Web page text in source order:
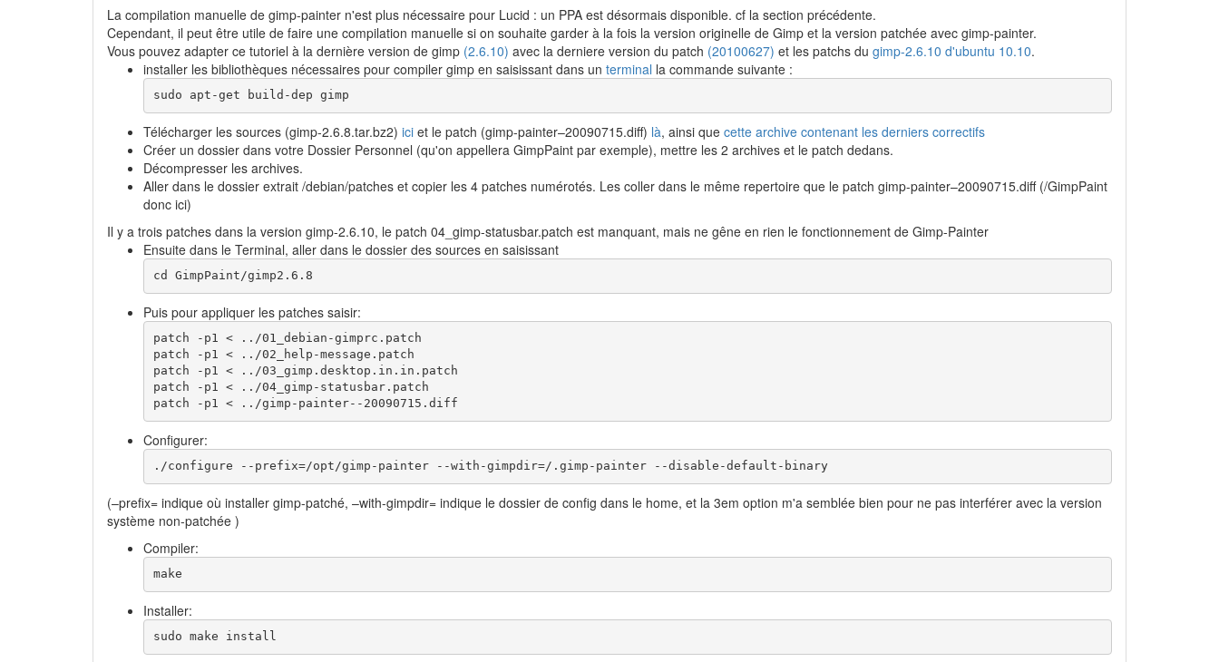
La compilation manuelle de gimp-painter n'est plus nécessaire pour Lucid : un PPA est désormais disponible. cf la section précédente.
Cependant, il peut être utile de faire une compilation manuelle si on souhaite garder à la fois la version originelle de Gimp et la version patchée avec gimp-painter.
Vous pouvez adapter ce tutoriel à la dernière version de gimp (2.6.10) avec la derniere version du patch (20100627) et les patchs du gimp-2.6.10 d'ubuntu 10.10.
installer les bibliothèques nécessaires pour compiler gimp en saisissant dans un terminal la commande suivante :
sudo apt-get build-dep gimp
Télécharger les sources (gimp-2.6.8.tar.bz2) ici et le patch (gimp-painter–20090715.diff) là, ainsi que cette archive contenant les derniers correctifs
Créer un dossier dans votre Dossier Personnel (qu'on appellera GimpPaint par exemple), mettre les 2 archives et le patch dedans.
Décompresser les archives.
Aller dans le dossier extrait /debian/patches et copier les 4 patches numérotés. Les coller dans le même repertoire que le patch gimp-painter–20090715.diff (/GimpPaint
donc ici)
Il y a trois patches dans la version gimp-2.6.10, le patch 04_gimp-statusbar.patch est manquant, mais ne gêne en rien le fonctionnement de Gimp-Painter
Ensuite dans le Terminal, aller dans le dossier des sources en saisissant
cd GimpPaint/gimp2.6.8
Puis pour appliquer les patches saisir:
patch -p1 < ../01_debian-gimprc.patch
patch -p1 < ../02_help-message.patch
patch -p1 < ../03_gimp.desktop.in.in.patch
patch -p1 < ../04_gimp-statusbar.patch
patch -p1 < ../gimp-painter--20090715.diff
Configurer:
./configure --prefix=/opt/gimp-painter --with-gimpdir=/.gimp-painter --disable-default-binary
(–prefix= indique où installer gimp-patché, –with-gimpdir= indique le dossier de config dans le home, et la 3em option m'a semblée bien pour ne pas interférer avec la version
système non-patchée )
Compiler:
make
Installer:
sudo make install